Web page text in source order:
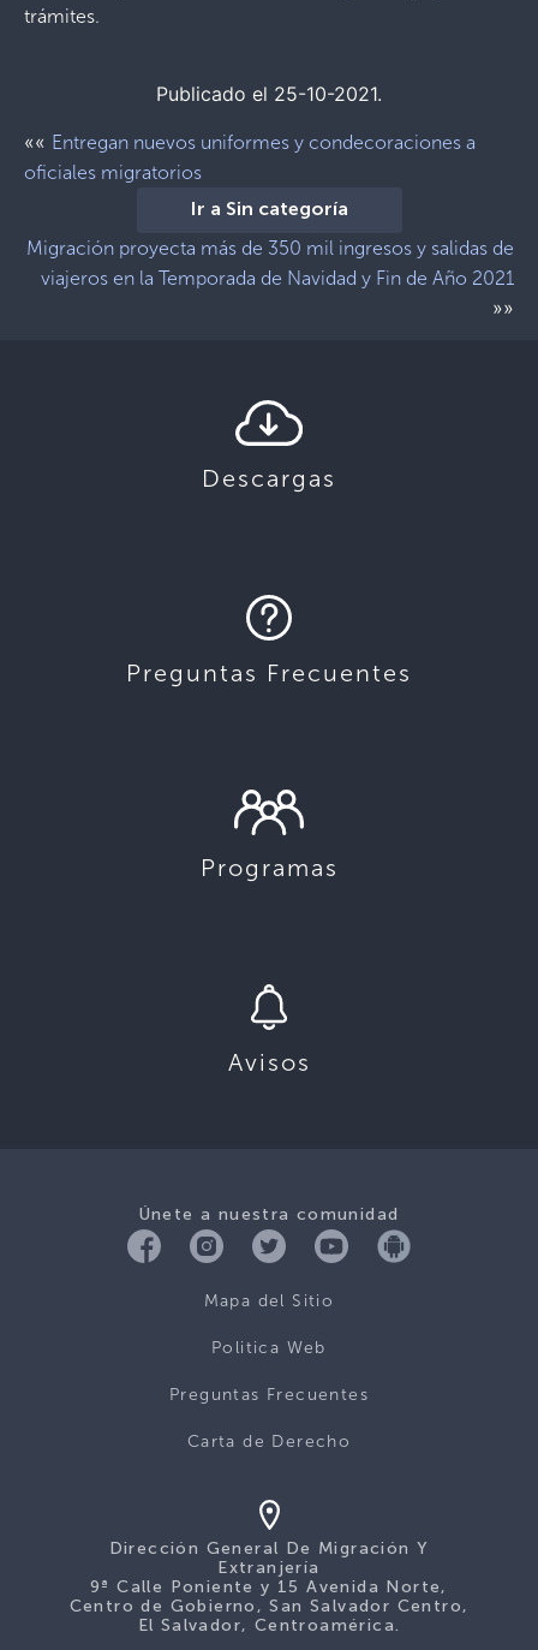
trámites.
Publicado el 25-10-2021.
«« Entregan nuevos uniformes y condecoraciones a
oficiales migratorios
Ir a Sin categoría
Migración proyecta más de 350 mil ingresos y salidas de
viajeros en la Temporada de Navidad y Fin de Año 2021
»»
Descargas
Preguntas Frecuentes
Programas
Avisos
Únete a nuestra comunidad
Mapa del Sitio
Politica Web
Preguntas Frecuentes
Carta de Derecho
Dirección General De Migración Y
Extranjería
9ª Calle Poniente y 15 Avenida Norte,
Centro de Gobierno, San Salvador Centro,
El Salvador, Centroamérica.